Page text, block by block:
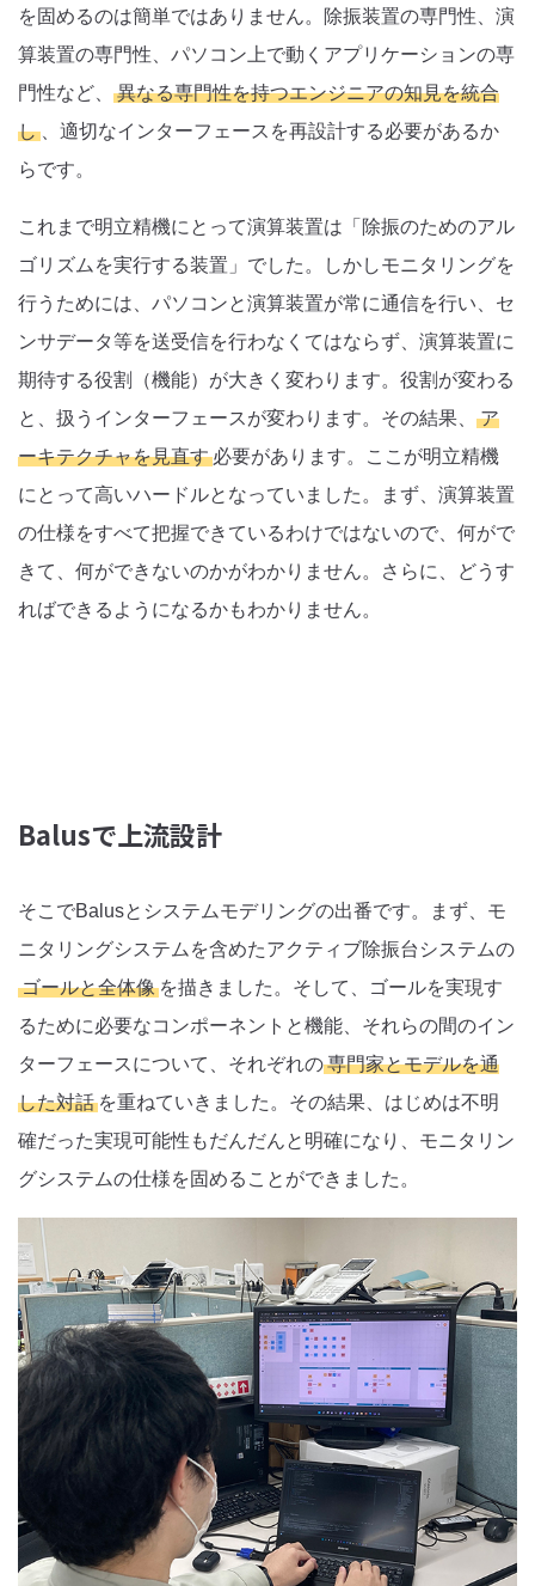
を固めるのは簡単ではありません。除振装置の専門性、演
算装置の専門性、パソコン上で動くアプリケーションの専
門性など、
異なる専門性を持つエンジニアの知見を統合
し
、適切なインターフェースを再設計する必要があるか
らです。
これまで明立精機にとって演算装置は「除振のためのアル
ゴリズムを実行する装置」でした。しかしモニタリングを
行うためには、パソコンと演算装置が常に通信を行い、セ
ンサデータ等を送受信を行わなくてはならず、演算装置に
期待する役割（機能）が大きく変わります。役割が変わる
と、扱うインターフェースが変わります。その結果、
ア
ーキテクチャを見直す 必要があります。ここが明立精機
にとって高いハードルとなっていました。まず、演算装置
の仕様をすべて把握できているわけではないので、何がで
きて、何ができないのかがわかりません。さらに、どうす
ればできるようになるかもわかりません。
Balusで上流設計
そこでBalusとシステムモデリングの出番です。まず、モ
ニタリングシステムを含めたアクティブ除振台システムの
ゴールと全体像 を描きました。そして、ゴールを実現す
るために必要なコンポーネントと機能、それらの間のイン
ターフェースについて、それぞれの専門家とモデルを通
した対話 を重ねていきました。その結果、はじめは不明
確だった実現可能性もだんだんと明確になり、モニタリン
グシステムの仕様を固めることができました。